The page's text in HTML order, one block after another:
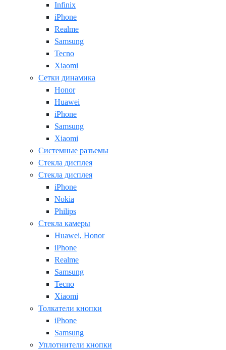
Infinix
iPhone
Realme
Samsung
Tecno
Xiaomi
Сетки динамика
Honor
Huawei
iPhone
Samsung
Xiaomi
Системные разъемы
Стекла дисплея
Стекла дисплея
iPhone
Nokia
Philips
Стекла камеры
Huawei, Honor
iPhone
Realme
Samsung
Tecno
Xiaomi
Толкатели кнопки
iPhone
Samsung
Уплотнители кнопки